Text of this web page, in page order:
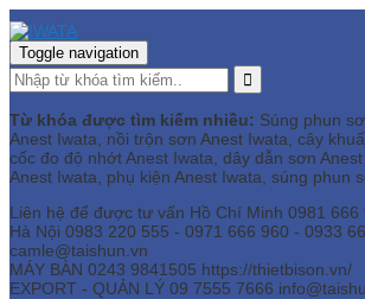
Toggle navigation
Từ khóa được tìm kiếm nhiều: Súng phun
Anest Iwata, nồi trộn sơn Anest Iwata, cây
cốc đo độ nhớt Anest Iwata, dây dẫn sơn
Anest Iwata, phụ kiện Anest Iwata, súng phun
Liên hệ để được tư vấn Hồ Chí Minh 0981 666
Hà Nội 0983 220 555 - 0971 666 960 - 0933
camle@taishun.vn
MÁY BÀN 0243 9841505 https://thietbison.vn/
EXPORT - QUẢN LÝ 09 7555 7666